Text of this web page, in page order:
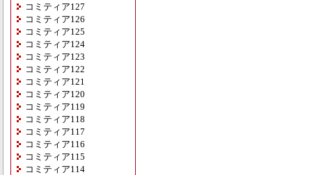
コミティア127
コミティア126
コミティア125
コミティア124
コミティア123
コミティア122
コミティア121
コミティア120
コミティア119
コミティア118
コミティア117
コミティア116
コミティア115
コミティア114